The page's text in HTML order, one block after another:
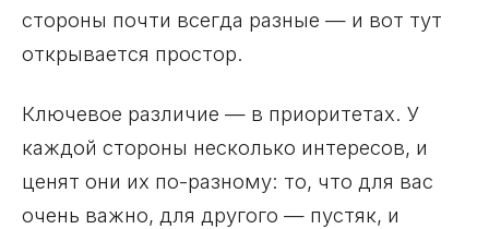
стороны почти всегда разные — и вот тут
открывается простор.
Ключевое различие — в приоритетах. У
каждой стороны несколько интересов, и
ценят они их по-разному: то, что для вас
очень важно, для другого — пустяк, и